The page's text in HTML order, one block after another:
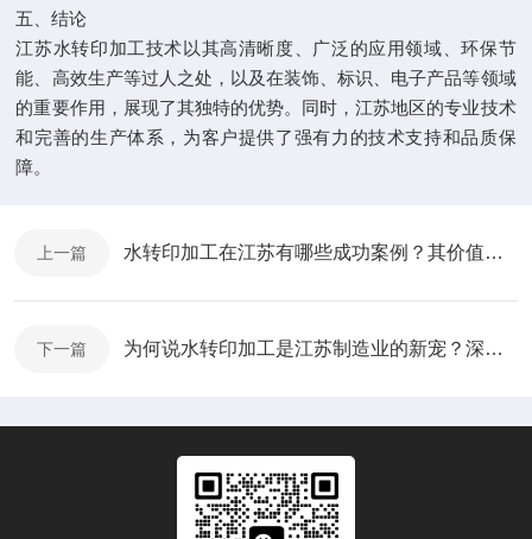
五、结论
江苏水转印加工技术以其高清晰度、广泛的应用领域、环保节
能、高效生产等过人之处，以及在装饰、标识、电子产品等领域
的重要作用，展现了其独特的优势。同时，江苏地区的专业技术
和完善的生产体系，为客户提供了强有力的技术支持和品质保
障。
上一篇 水转印加工在江苏有哪些成功案例？其价值何在？
下一篇 为何说水转印加工是江苏制造业的新宠？深度剖析其价值